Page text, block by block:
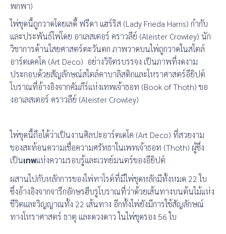
พกพา)
ไพ่ชุดนี้ถูกวาดโดยเลดี้ ฟรีดา แฮร์ริส (Lady Frieda Harris) กำกับ
และประพันธ์ไพ่โดย อาเลสเตอร์ คราวลีย์ (Aleister Crowley) นัก
วิชาการด้านไสยศาสตร์ตะวันตก ภาพวาดบนไพ่ถูกวาดในสไตล์
อาร์ตเดคโค (Art Deco) อย่างวิจิตรบรรจง เป็นภาพที่งดงาม
ประกอบด้วยสัญลักษณ์สไตล์คาบาลิสติกและโหราศาสตร์อียิปต์
โบราณที่อ้างอิงจากคัมภีร์แห่งเทพเจ้าธอท (Book of Thoth) ขอ
งอาเลสเตอร์ คราวลีย์ (Aleister Crowley)
ไพ่ชุดนี้ถือได้ว่าเป็นงานศิลปะอาร์ตเดโค (Art Deco) ที่สวยงาม
ของสะท้อนความเชื่อความศรัทธาในเพทเจ้าธอท (Thoth) ผู้ซึ่ง
เป็นเทพแห่งความรอบรู้และเวทย์มนตร์ของอียิปต์
ผสานไปกับหลักการของไพ่ทาโรต์ที่มีไพ่ชุดหลักมีทั้งหมด 22 ใบ
ซึ่งอ้างอิงจากจารึกอักษรฮีบรูโบราณที่ว่าด้วยเส้นทางบนต้นไม้แห่ง
ชีวิตและวิญญาณทั้ง 22 เส้นทาง อีกทั้งไพ่ยังมีการใช้สัญลักษณ์
ทางโหราศาสตร์ ธาตุ และดวงดาว ในไพ่ชุดรอง 56 ใบ